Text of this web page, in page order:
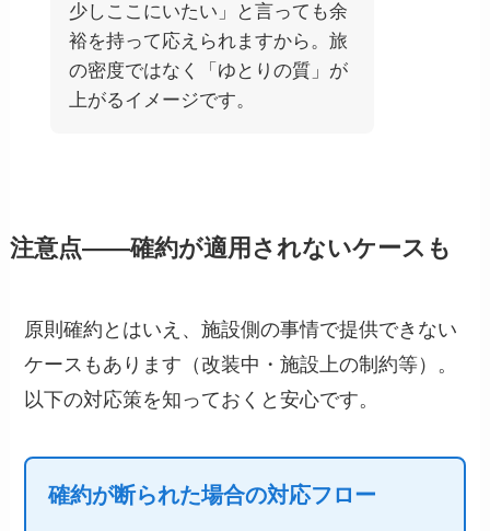
少しここにいたい」と言っても余
裕を持って応えられますから。旅
の密度ではなく「ゆとりの質」が
上がるイメージです。
注意点——確約が適用されないケースも
原則確約とはいえ、施設側の事情で提供できない
ケースもあります（改装中・施設上の制約等）。
以下の対応策を知っておくと安心です。
確約が断られた場合の対応フロー